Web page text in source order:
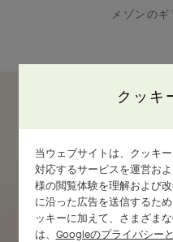
メゾンの
緻密なクラ
クッキ
当ウェブサイトは、クッキ
対応するサービスを運営お
様の閲覧体験を理解および
に沿った広告を送信するた
ッキーに加えて、さまざま
は、 Googleのプライバシー